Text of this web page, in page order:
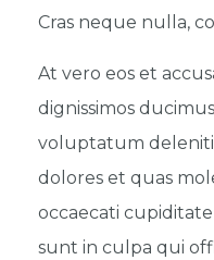
Cras neque nulla,
At vero eos et
dignissimos
voluptatum
dolores et quas
occaecati
sunt in culpa qui